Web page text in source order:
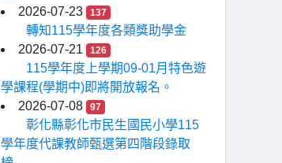
2026-07-23
137
轉知115學年度各類獎助學金
2026-07-21
126
115學年度上學期09-01月特色遊
學課程(學期中)即將開放報名。
2026-07-08
97
彰化縣彰化市民生國民小學115
學年度代課教師甄選第四階段錄取